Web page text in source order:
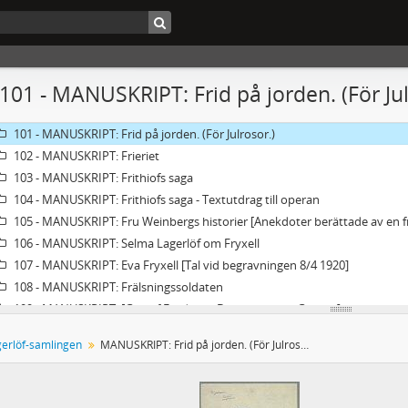
- MANUSKRIPT: Frid på jorden. (För
97 - MANUSKRIPT: Filipstadsresan
98 - MANUSKRIPT: Tal på Mårbacka med anledning av överlämnandet
99 - MANUSKRIPT: John Forsell
99a - MANUSKRIPT: John Forsell
100 - MANUSKRIPT: Fredsgudinnan sitter sorgsen…
101 - MANUSKRIPT: Frid på jorden. (För Julrosor.)
102 - MANUSKRIPT: Frieriet
103 - MANUSKRIPT: Frithiofs saga
104 - MANUSKRIPT: Frithiofs saga - Textutdrag till operan
105 - MANUSKRIPT: Fru Weinbergs historier [Anekdoter berättade av en
106 - MANUSKRIPT: Selma Lagerlöf om Fryxell
107 - MANUSKRIPT: Eva Fryxell [Tal vid begravningen 8/4 1920]
108 - MANUSKRIPT: Frälsningssoldaten
109 - MANUSKRIPT: [Gustaf Fröding – Der geheimrat Goethe]
111 - MANUSKRIPT: Till Redaktionen av tidningen Fönstret. [Om Ida
113 - MANUSKRIPT: [Föreningen för kvinnlig rösträtt]
samlingen MANUSKRIPT: Frid på jorden. (För Julrosor.)